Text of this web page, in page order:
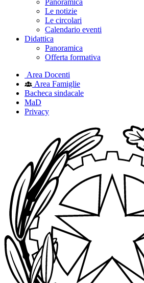
Panoramica
Le notizie
Le circolari
Calendario eventi
Didattica
Panoramica
Offerta formativa
Area Docenti
Area Famiglie
Bacheca sindacale
MaD
Privacy